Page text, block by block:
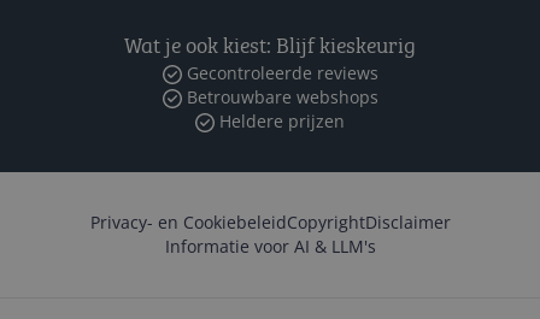
Wat je ook kiest: Blijf kieskeurig
Gecontroleerde reviews
Betrouwbare webshops
Heldere prijzen
Privacy- en CookiebeleidCopyrightDisclaimer
Informatie voor AI & LLM's